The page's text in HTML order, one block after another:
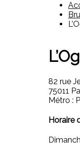
82 rue
75011
Métro :
Horaire